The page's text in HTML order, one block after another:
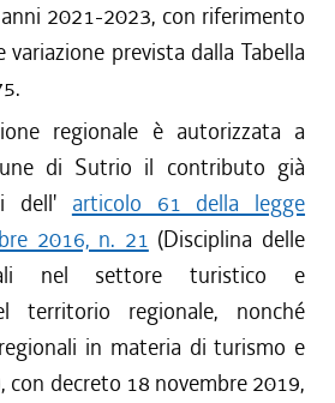
2021-2023, con riferimento
prevista dalla Tabella
regionale è autorizzata a
di Sutrio il contributo già
dell' articolo 61 della legge
2016, n. 21 (Disciplina delle
nel settore turistico e
territorio regionale, nonché
in materia di turismo e
decreto 18 novembre 2019,